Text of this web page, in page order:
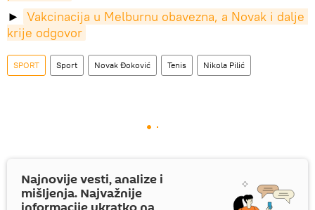
►
Vakcinacija u Melburnu obavezna, a Novak i dalje
krije odgovor
SPORT Sport Novak Đoković Tenis Nikola Pilić
Najnovije vesti, analize i
mišljenja. Najvažnije